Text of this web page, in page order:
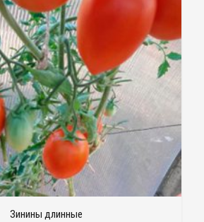
Зинины длинные